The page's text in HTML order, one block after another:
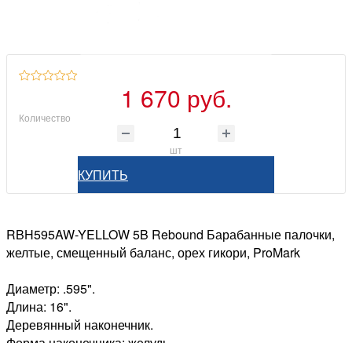
1 670 руб.
Количество
шт
КУПИТЬ
RBH595AW-YELLOW 5B Rebound Барабанные палочки,
желтые, смещенный баланс, орех гикори, ProMark
Диаметр: .595".
Длина: 16".
Деревянный наконечник.